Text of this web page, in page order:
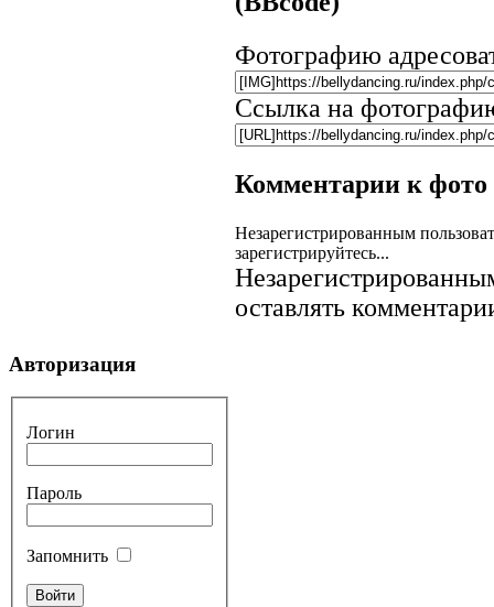
Фотографию
Ссылка на
Комментарии к фото
Незарегистрированным
зарегистрируйтесь...
оставлять
Авторизация
Логин
Пароль
Запомнить